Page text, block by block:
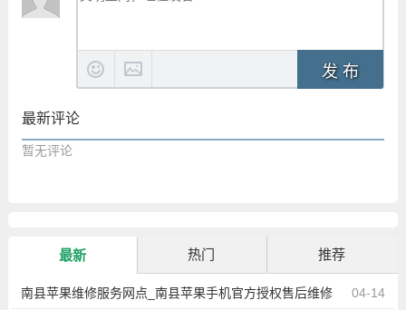
发 布
最新评论
暂无评论
最新 热门 推荐
04-14
南县苹果维修服务网点_南县苹果手机官方授权售后维修